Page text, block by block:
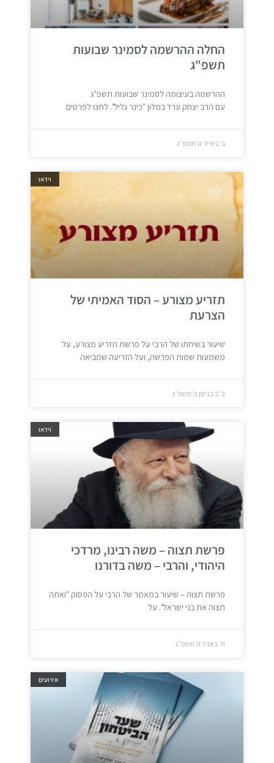
החלה ההרשמה לסמינר שבועות
תשפ"ג
ההרשמה בעיצומה לסמינר שבועות תשפ"ג
עם הרב יצחק ערד במלון "כינר גליל". לחצו לפרטים
ב׳ באייר ה׳תשפ״ג
וידאו
תזריע מצורע – הסוד האמיתי של
הצרעת
שיעור בשיחתו של הרבי על פרשת תזריע מצורע, על
משמעות שמות הפרשה, ועל הזריעה שמביאה
כ״ב בניסן ה׳תשפ״ג
וידאו
פרשת תצוה – משה רבינו, מרדכי
היהודי, והרבי – משה בדורנו
פרשת תצוה – שיעור במאמר של הרבי על הפסוק "ואתה
תצוה את בני ישראל". על
ח׳ באדר ה׳תשפ״ג
אירועים